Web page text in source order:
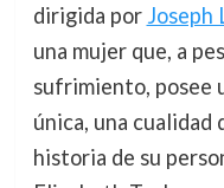
dirigida por Joseph
una mujer que, a
sufrimiento, posee
única, una
historia de su